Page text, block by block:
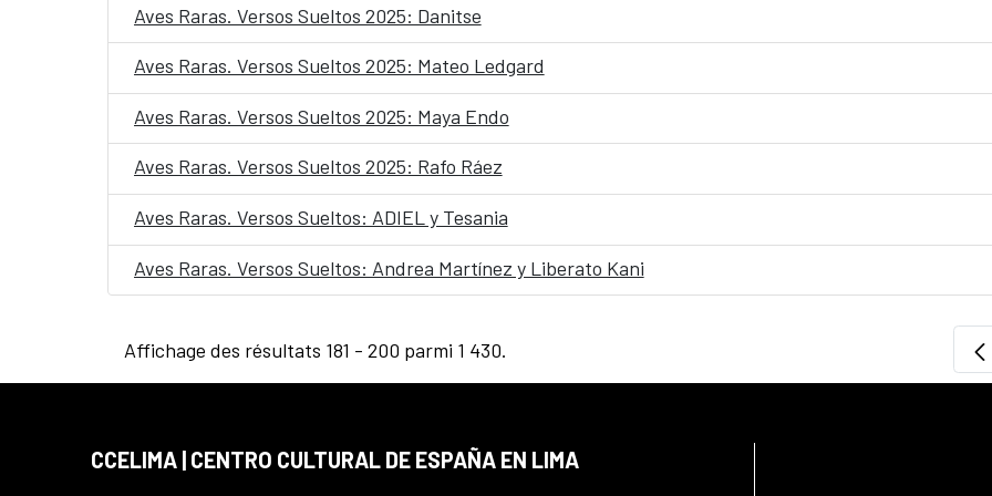
Aves Raras. Versos Sueltos 2025: Danitse
Aves Raras. Versos Sueltos 2025: Mateo Ledgard
Aves Raras. Versos Sueltos 2025: Maya Endo
Aves Raras. Versos Sueltos 2025: Rafo Ráez
Aves Raras. Versos Sueltos: ADIEL y Tesania
Aves Raras. Versos Sueltos: Andrea Martínez y Liberato Kani
Affichage des résultats 181 - 200 parmi 1 430.
CCELIMA | CENTRO CULTURAL DE ESPAÑA EN LIMA